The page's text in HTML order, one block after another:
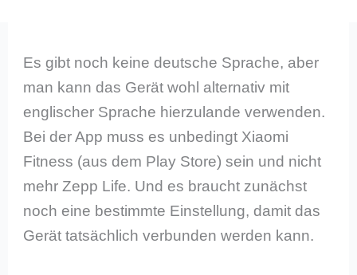
Es gibt noch keine deutsche Sprache, aber
man kann das Gerät wohl alternativ mit
englischer Sprache hierzulande verwenden.
Bei der App muss es unbedingt Xiaomi
Fitness (aus dem Play Store) sein und nicht
mehr Zepp Life. Und es braucht zunächst
noch eine bestimmte Einstellung, damit das
Gerät tatsächlich verbunden werden kann.